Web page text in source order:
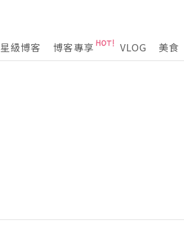
星級博客 博客專享 VLOG 美食